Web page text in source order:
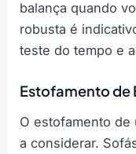
balança quando
robusta é
teste do tempo e
Estofamento de
O estofamento
a considerar.